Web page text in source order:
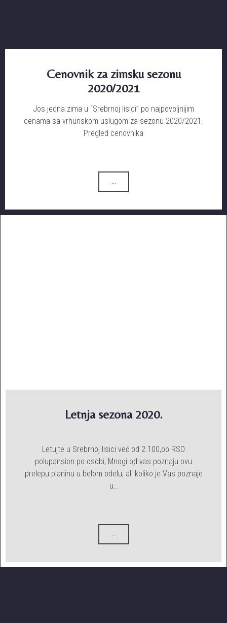
Cenovnik za zimsku sezonu
2020/2021
Jos jedna zima u “Srebrnoj lisici” po najpovoljnijim
cenama sa vrhunskom uslugom za sezonu 2020/2021.
Pregled cenovnika
...
Letnja sezona 2020.
Letujte u Srebrnoj lisici već od 2.100,oo RSD
polupansion po osobi; Mnogi od vas poznaju ovu
prelepu planinu u belom odelu, ali koliko je Vas poznaje
u…
...